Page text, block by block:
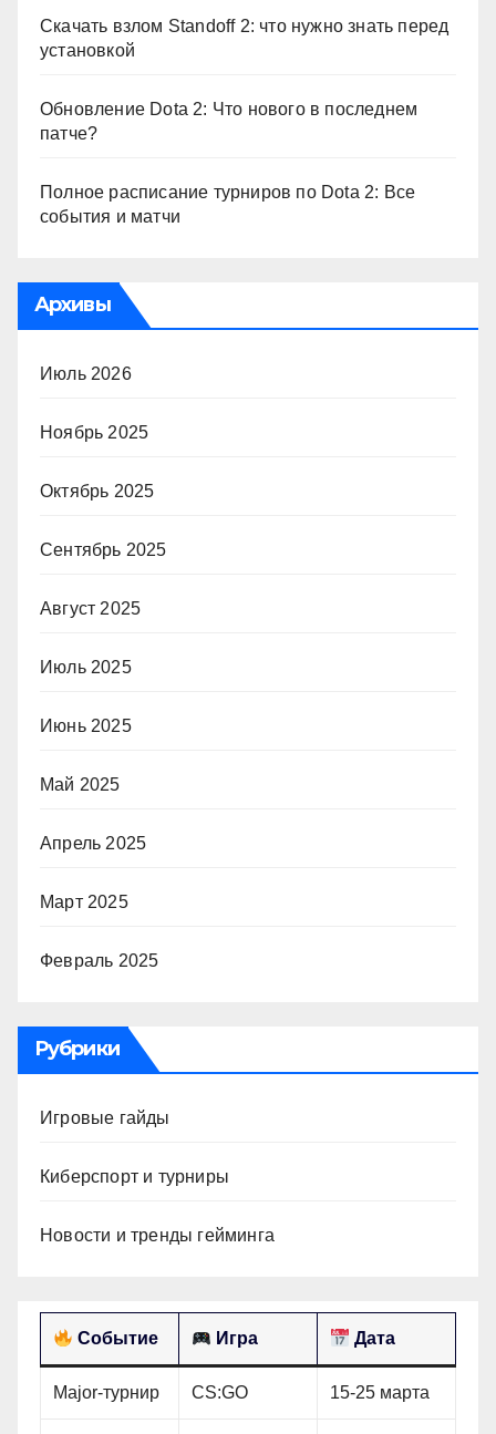
Скачать взлом Standoff 2: что нужно знать перед
установкой
Обновление Dota 2: Что нового в последнем
патче?
Полное расписание турниров по Dota 2: Все
события и матчи
Архивы
Июль 2026
Ноябрь 2025
Октябрь 2025
Сентябрь 2025
Август 2025
Июль 2025
Июнь 2025
Май 2025
Апрель 2025
Март 2025
Февраль 2025
Рубрики
Игровые гайды
Киберспорт и турниры
Новости и тренды гейминга
Событие Игра Дата
Major-турнир CS:GO 15-25 марта